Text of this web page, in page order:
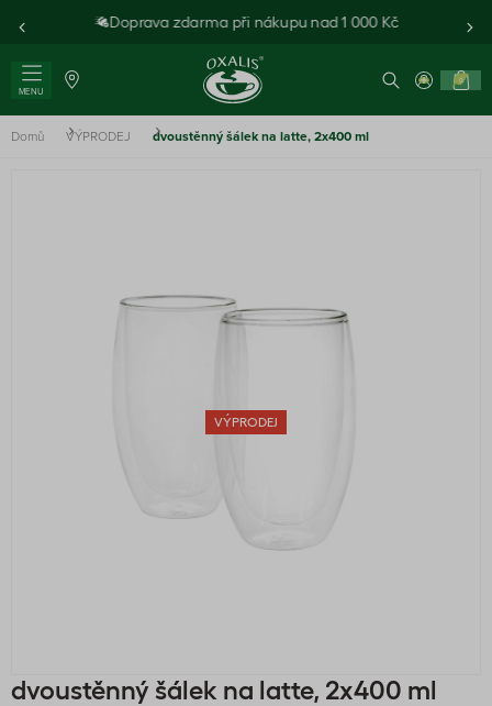
Doprava zdarma při nákupu nad 1 000 Kč
MENU
0
Domů VÝPRODEJ dvoustěnný šálek na latte, 2x400 ml
VÝPRODEJ
dvoustěnný šálek na latte, 2x400 ml